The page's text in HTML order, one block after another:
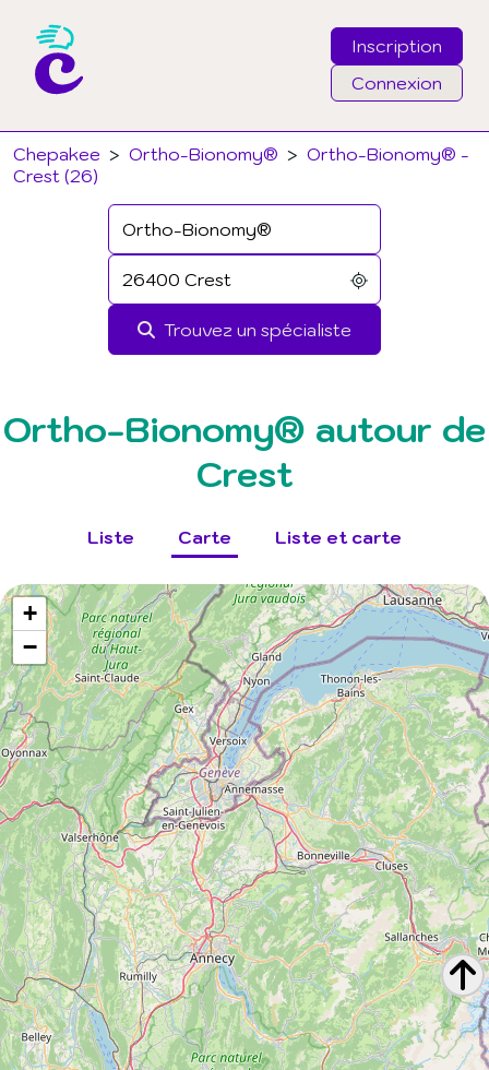
Inscription
Connexion
Chepakee > Ortho-Bionomy® > Ortho-Bionomy® -
Crest (26)
Trouvez un spécialiste
Email
Mot de passe
J'ai oublié mon mot de passe
Connexion
Ortho-Bionomy® autour de
Crest
Liste Carte Liste et carte
+
−